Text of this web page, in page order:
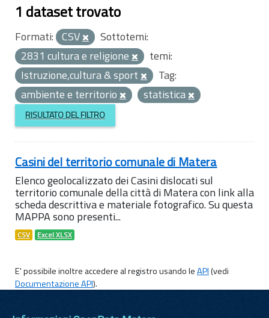
1 dataset trovato
Formati: CSV
Sottotemi:
2831 cultura e religione
temi:
Istruzione,cultura & sport
Tag:
ambiente e territorio
statistica
RISULTATO DEL FILTRO
Casini del territorio comunale di Matera
Elenco geolocalizzato dei Casini dislocati sul
territorio comunale della città di Matera con link alla
scheda descrittiva e materiale fotografico. Su questa
MAPPA sono presenti...
CSV Excel XLSX
E' possibile inoltre accedere al registro usando leAPI(vedi
Documentazione API).